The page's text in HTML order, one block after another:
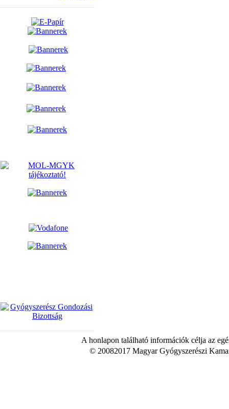
A honlapon található információk célja az
© 20082017 Magyar Gyógyszerészi